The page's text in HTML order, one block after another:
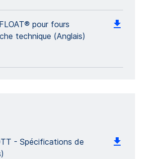
pour fours
technique (Anglais)
- Spécifications de